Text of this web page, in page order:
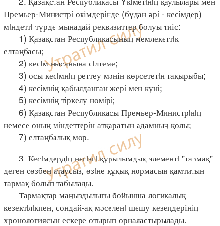
Премьер-Министрi өкімдерiнде (бұдан әрi - кесiмдер)
мiндеттi түрде мынадай реквизиттер болуы тиіс:
1) Қазақстан Республикасының мемлекеттiк
елтаңбасы;
2) кесiм нысанына сiлтеме;
3) осы кесiмнiң реттеу мәнін көрсететiн тақырыбы;
4) кесiмнiң қабылданған жерi мен күнi;
5) кесiмнiң тiркелу нөмiрi;
6) Қазақстан Республикасы Премьер-Министрiнiң
немесе оның мiндеттерiн атқаратын адамның қолы;
7) елтаңбалық мөр.
3. Кесiмдердiң негiзгi құрылымдық элементi "тармақ"
деген сөзбен атаусыз, өзiне құқық нормасын қамтитын
тармақ болып табылады.
Тармақтар маңыздылығы бойынша логикалық
кезектiлiкпен, сондай-ақ мәселенi шешу кезеңдерінің
хронологиясын ескере отырып орналастырылады.